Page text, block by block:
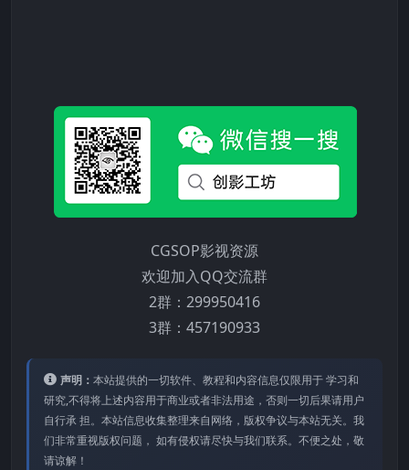
CGSOP影视资源
欢迎加入QQ交流群
2群：299950416
3群：457190933
声明： 本站提供的⼀切软件、教程和内容信息仅限⽤于 学习和
研究,不得将上述内容⽤于商业或者⾮法⽤途，否则⼀切后果请⽤户
⾃⾏承 担。本站信息收集整理来⾃⽹络，版权争议与本站⽆关。我
们⾮常重视版权问题， 如有侵权请尽快与我们联系。不便之处，敬
请谅解！